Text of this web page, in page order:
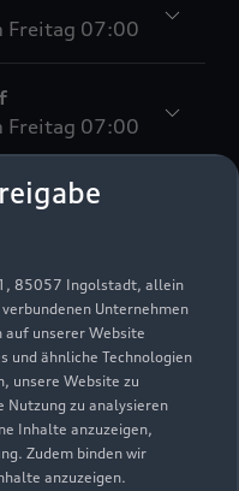
1, 85057 Ingolstadt, allein
Unternehmen
auf unserer Website
und ähnliche Technologien
unsere Website zu
Nutzung zu analysieren
Inhalte anzuzeigen,
Zudem binden wir
anzuzeigen.
Freitag 07:00
Freitag 07:00
Freitag 08:00
dem 24.12.